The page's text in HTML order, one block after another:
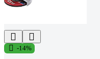
-14%